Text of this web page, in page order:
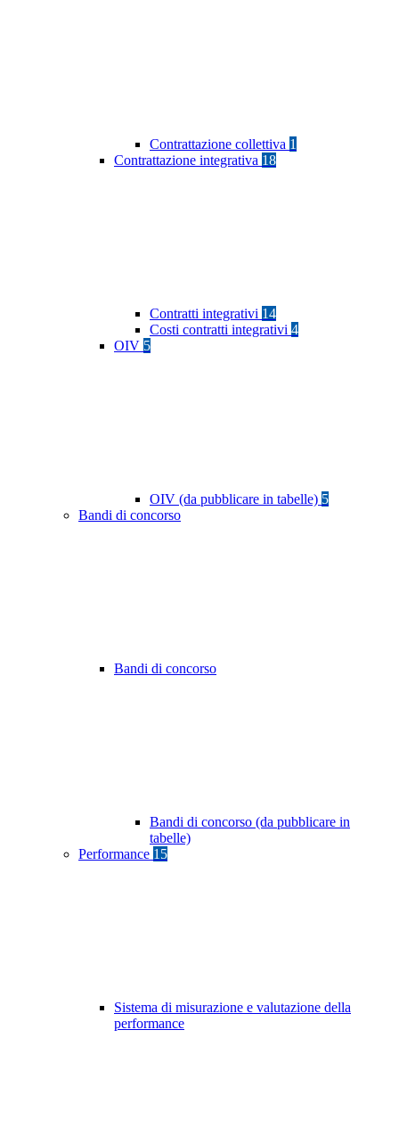
Contrattazione collettiva 1
Contrattazione integrativa 18
Contratti integrativi 14
Costi contratti integrativi 4
OIV 5
OIV (da pubblicare in tabelle) 5
Bandi di concorso
Bandi di concorso
Bandi di concorso (da pubblicare in
tabelle)
Performance 15
Sistema di misurazione e valutazione della
performance